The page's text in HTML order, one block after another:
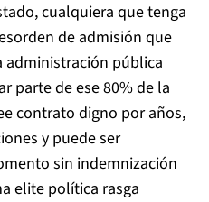
cualquiera que tenga
de admisión que
administración pública
parte de ese 80% de la
contrato digno por años,
y puede ser
sin indemnización
elite política rasga